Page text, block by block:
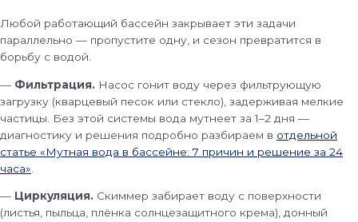
Любой работающий бассейн закрывает эти задачи
параллельно — пропустите одну, и сезон превратится в
борьбу с водой.
— Фильтрация. Насос гонит воду через фильтрующую
загрузку (кварцевый песок или стекло), задерживая мелкие
частицы. Без этой системы вода мутнеет за 1–2 дня —
диагностику и решения подробно разбираем в отдельной
статье «Мутная вода в бассейне: 7 причин и решение за 24
часа»
— Циркуляция. Скиммер забирает воду с поверхности
(листья, пыльца, плёнка солнцезащитного крема), донный